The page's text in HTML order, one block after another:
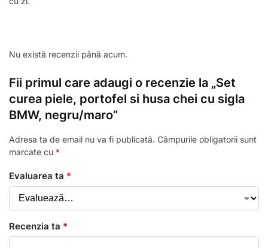
Nu există recenzii până acum.
Fii primul care adaugi o recenzie la „Set
curea piele, portofel si husa chei cu sigla
BMW, negru/maro”
Adresa ta de email nu va fi publicată. Câmpurile obligatorii sunt
marcate cu *
Evaluarea ta *
Recenzia ta *